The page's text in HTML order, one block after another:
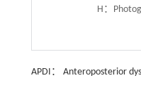
H：
APDI： Anteroposterior